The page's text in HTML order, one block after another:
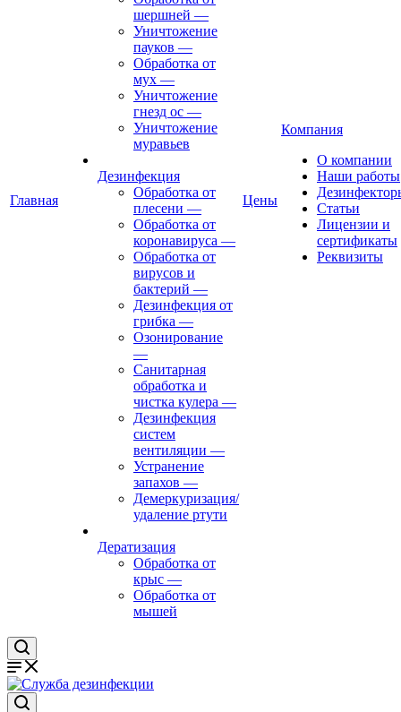
Главная
шершней —
Уничтожение
пауков —
Обработка от
мух —
Уничтожение
гнезд ос —
Уничтожение
муравьев
Дезинфекция
Обработка от
плесени —
Обработка от
коронавируса —
Обработка от
вирусов и
бактерий —
Дезинфекция от
грибка —
Озонирование
—
Санитарная
обработка и
чистка кулера —
Дезинфекция
систем
вентиляции —
Устранение
запахов —
Демеркуризация/
удаление ртути
Дератизация
Обработка от
крыс —
Обработка от
мышей
Цены
Компания
О компании
Наши работы
Статьи
Лицензии и
сертификаты
Реквизиты